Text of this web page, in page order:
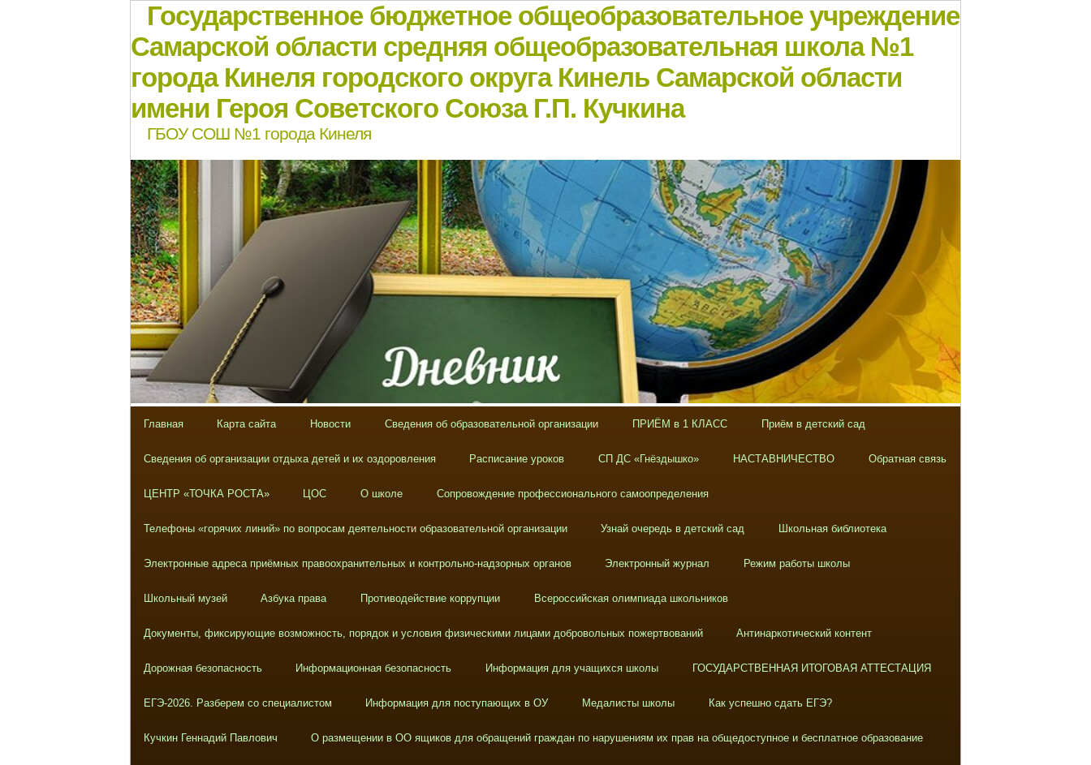
Государственное бюджетное общеобразовательное учреждение
Самарской области средняя общеобразовательная школа №1
города Кинеля городского округа Кинель Самарской области
имени Героя Советского Союза Г.П. Кучкина
ГБОУ СОШ №1 города Кинеля
Главная Карта сайта Новости Сведения об образовательной организации ПРИЁМ в 1 КЛАСС Приём в детский сад
Сведения об организации отдыха детей и их оздоровления Расписание уроков СП ДС «Гнёздышко» НАСТАВНИЧЕСТВО Обратная связь
ЦЕНТР «ТОЧКА РОСТА» ЦОС О школе Сопровождение профессионального самоопределения
Телефоны «горячих линий» по вопросам деятельности образовательной организации Узнай очередь в детский сад Школьная библиотека
Электронные адреса приёмных правоохранительных и контрольно-надзорных органов Электронный журнал Режим работы школы
Школьный музей Азбука права Противодействие коррупции Всероссийская олимпиада школьников
Документы, фиксирующие возможность, порядок и условия физическими лицами добровольных пожертвований Антинаркотический контент
Дорожная безопасность Информационная безопасность Информация для учащихся школы ГОСУДАРСТВЕННАЯ ИТОГОВАЯ АТТЕСТАЦИЯ
ЕГЭ-2026. Разберем со специалистом Информация для поступающих в ОУ Медалисты школы Как успешно сдать ЕГЭ?
Кучкин Геннадий Павлович О размещении в ОО ящиков для обращений граждан по нарушениям их прав на общедоступное и бесплатное образование